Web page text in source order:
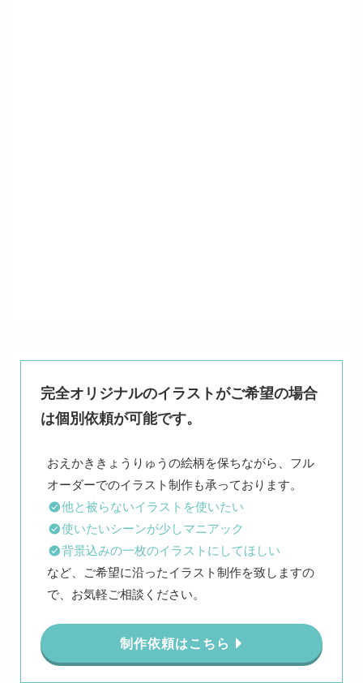
完全オリジナルのイラストがご希望の場合
は個別依頼が可能です。
おえかききょうりゅうの絵柄を保ちながら、フル
他と被らないイラストを使いたい
使いたいシーンが少しマニアック
背景込みの一枚のイラストにしてほしい
など、ご希望に沿ったイラスト制作を致しますの
で、お気軽ご相談ください。
制作依頼はこちら